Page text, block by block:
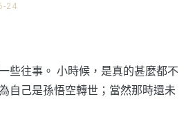
24
些往事。 小時候，是真的甚麼都不
自己是孫悟空轉世；當然那時還未